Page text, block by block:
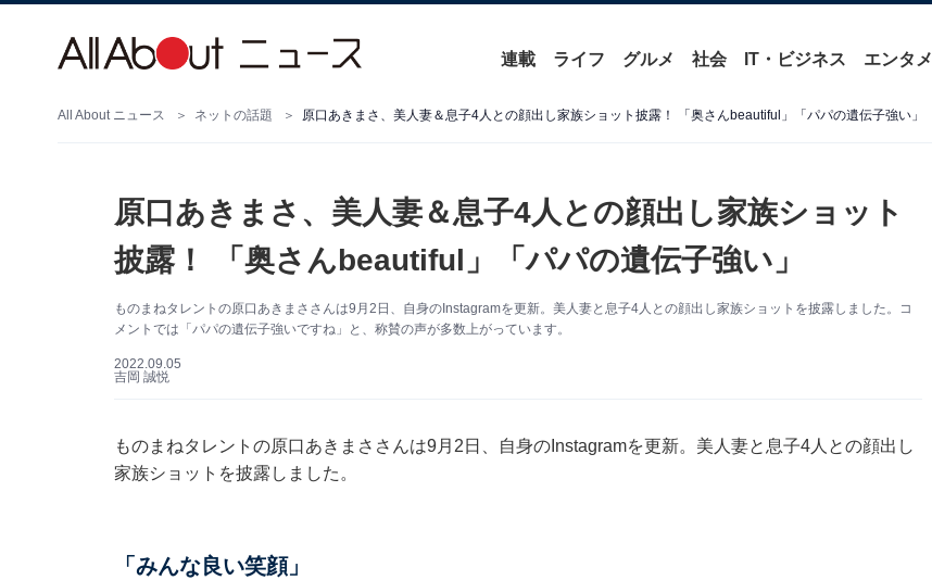
連載 ライフ グルメ 社会 IT・ビジネス エンタメ
All About ニュース ネットの話題 原口あきまさ、美人妻＆息子4人との顔出し家族ショット披露！ 「奥さんbeautiful」「パパの遺伝子強い」
原口あきまさ、美人妻＆息子4人との顔出し家族ショット
披露！ 「奥さんbeautiful」「パパの遺伝子強い」
ものまねタレントの原口あきまささんは9月2日、自身のInstagramを更新。美人妻と息子4人との顔出し家族ショットを披露しました。コ
メントでは「パパの遺伝子強いですね」と、称賛の声が多数上がっています。
2022.09.05
吉岡 誠悦
ものまねタレントの原口あきまささんは9月2日、自身のInstagramを更新。美人妻と息子4人との顔出し
家族ショットを披露しました。
「みんな良い笑顔」